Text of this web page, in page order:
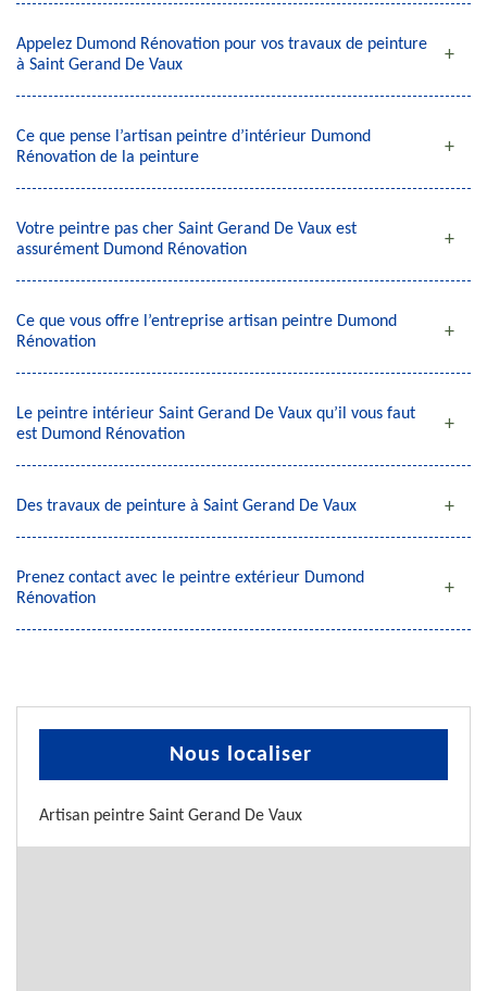
Appelez Dumond Rénovation pour vos travaux de peinture
à Saint Gerand De Vaux
Ce que pense l’artisan peintre d’intérieur Dumond
Rénovation de la peinture
Votre peintre pas cher Saint Gerand De Vaux est
assurément Dumond Rénovation
Ce que vous offre l’entreprise artisan peintre Dumond
Rénovation
Le peintre intérieur Saint Gerand De Vaux qu’il vous faut
est Dumond Rénovation
Des travaux de peinture à Saint Gerand De Vaux
Prenez contact avec le peintre extérieur Dumond
Rénovation
Nous localiser
Artisan peintre Saint Gerand De Vaux